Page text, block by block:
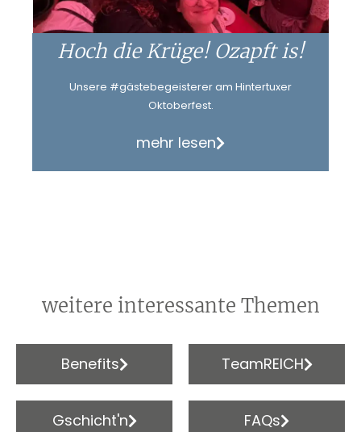
Hoch die Krüge! Ozapft is!
Unsere #gästebegeisterer am Hintertuxer
Oktoberfest.
mehr lesen
weitere interessante Themen
Benefits TeamREICH
Gschicht'n FAQs